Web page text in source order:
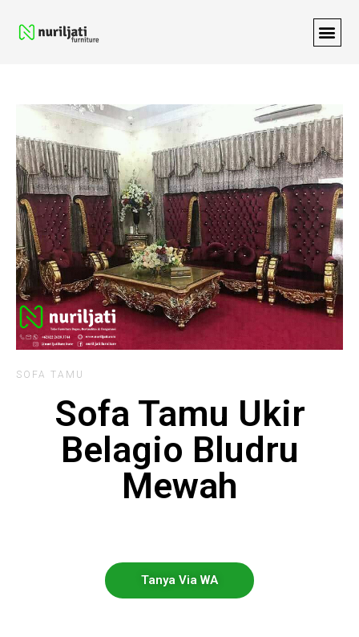
SOFA TAMU
Sofa Tamu Ukir
Belagio Bludru
Mewah
Tanya Via WA